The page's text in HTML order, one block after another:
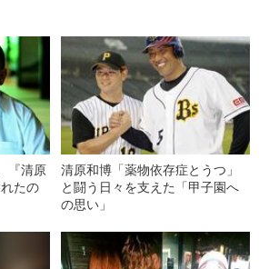
『清原
たの
清原和博「薬物依存症とうつ」
と闘う日々を支えた「甲子園へ
の思い」